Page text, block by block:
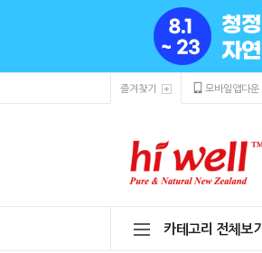
즐겨찾기 모바일앱다운
카테고리 전체보기